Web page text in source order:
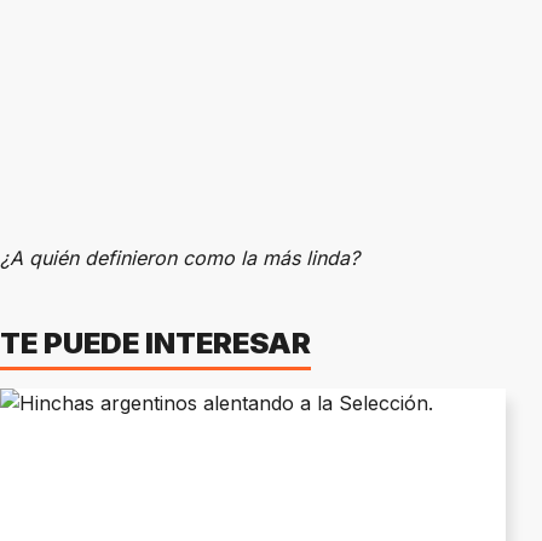
¿A quién definieron como la más linda?
TE PUEDE INTERESAR